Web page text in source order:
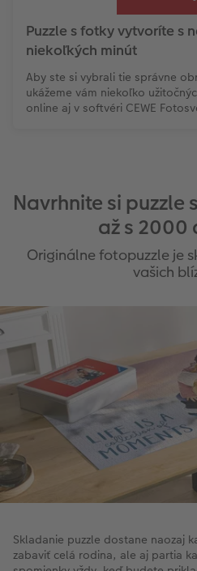
Puzzle s fotky vytvoríte s
niekoľkých minút
Aby ste si vybrali tie správne
ukážeme vám niekoľko
online aj v softvéri CEWE
Navrhnite si
až s 2000
Originálne fotopuzzle je
vašich
Skladanie puzzle dostane naozaj
zabaviť celá rodina, ale aj partia